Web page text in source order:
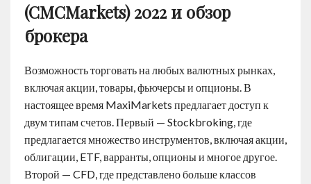
(CMCMarkets) 2022 и обзор
брокера
Возможность торговать на любых валютных рынках,
включая акции, товары, фьючерсы и опционы. В
настоящее время MaxiMarkets предлагает доступ к
двум типам счетов. Первый — Stockbroking, где
предлагается множество инструментов, включая акции,
облигации, ETF, варранты, опционы и многое другое.
Второй — CFD, где представлено больше классов